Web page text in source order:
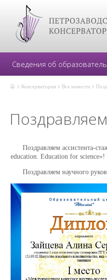
Сведения об
Консерватория Все новости
Поздравляем ассистента-
education. Education for
Поздравляем научного